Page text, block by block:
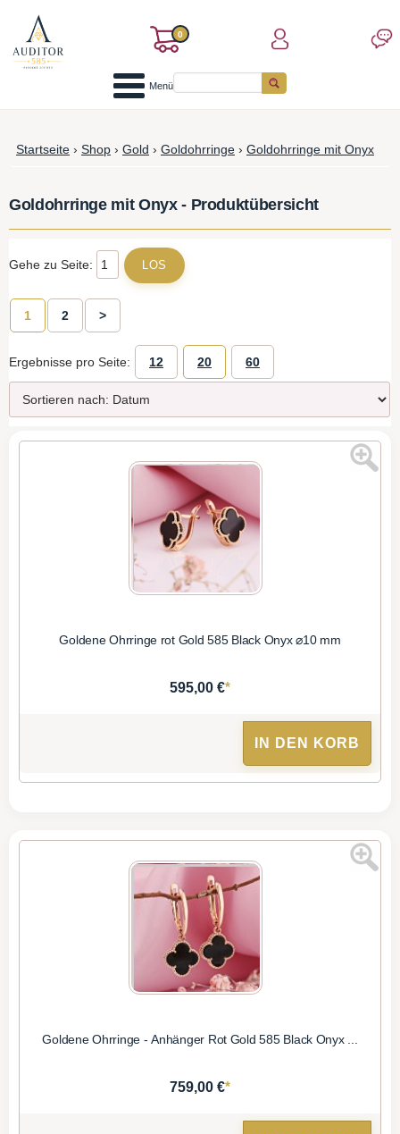
0
Menü
Startseite › Shop › Gold › Goldohrringe › Goldohrringe mit Onyx
Goldohrringe mit Onyx - Produktübersicht
Gehe zu Seite:
1 2 >
Ergebnisse pro Seite: 12 20 60
Goldene Ohrringe rot Gold 585 Black Onyx ⌀10 mm
595,00 €*
IN DEN KORB
Goldene Ohrringe - Anhänger Rot Gold 585 Black Onyx ...
759,00 €*